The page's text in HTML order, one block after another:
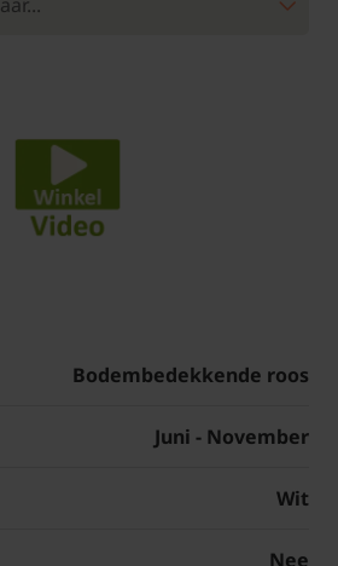
Bodembedekkende roos
Juni - November
Wit
Nee